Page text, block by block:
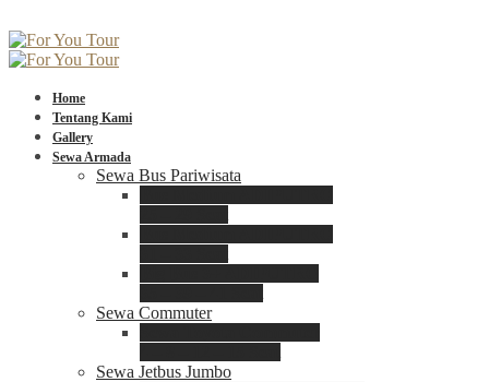
Home
Tentang Kami
Gallery
Sewa Armada
Sewa Bus Pariwisata
Sewa Commuter
Sewa Jetbus Jumbo